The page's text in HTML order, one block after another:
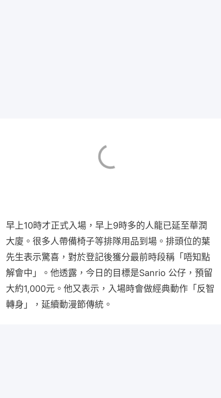
早上10時才正式入場，早上9時多的人龍已延至華潤
大廈。很多人帶備椅子等排隊用品到場。排頭位的葉
先生表示驚喜，對於登記後獲分最前時段稱「唔知點
解會中」。他透露，今日的目標是Sanrio 公仔，預留
大約1,000元。他又表示，入場時會做經典動作「反智
轉身」，延續動漫節傳統。